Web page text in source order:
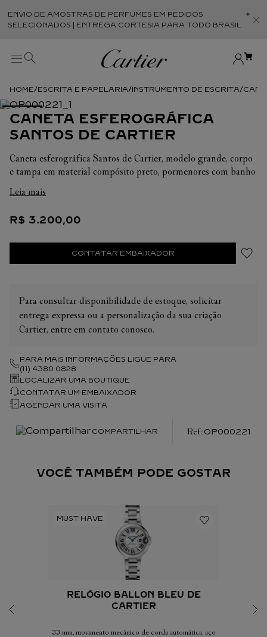
ENVIO DE AMOSTRAS DE PERFUMES EM PEDIDOS
SELECIONADOS | ENTREGA CORTESIA PARA TODO BRASIL
ESCRITA E PAPELARIA INSTRUMENTO DE ESCRITA
CANETA ESFEROGRÁFICA
SANTOS DE CARTIER
Caneta esferográfica Santos de Cartier, modelo grande, corpo
e tampa em material compósito preto, pormenores com banho
140,5 x 12,9 mm.Equipada com uma recarga de tinta azul para
personalizar o seu instrumento de escrita.
Leia mais
R$ 3.200,00
CONTATAR EMBAIXADOR
Para consultar disponibilidade de estoque, solicitar
entrega expressa ou a personalização da sua criação
Cartier, entre em contato conosco.
PARA MAIS INFORMAÇÕES LIGUE PARA
(11) 4380 0828
LOCALIZAR UMA BOUTIQUE
CONTATAR UM EMBAIXADOR
AGENDAR UMA VISITA
COMPARTILHAR :OP000221
VOCÊ TAMBÉM PODE GOSTAR
RELÓGIO BALLON BLEU DE
CARTIER
33 mm, movimento mecânico de corda automática, aço